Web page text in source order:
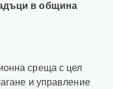
в община
среща с цел
и управление